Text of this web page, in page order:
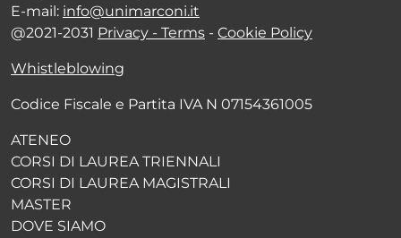
E-mail: info@unimarconi.it
@2021-2031 Privacy - Terms - Cookie Policy
Whistleblowing
Codice Fiscale e Partita IVA N 07154361005
ATENEO
CORSI DI LAUREA TRIENNALI
CORSI DI LAUREA MAGISTRALI
MASTER
DOVE SIAMO